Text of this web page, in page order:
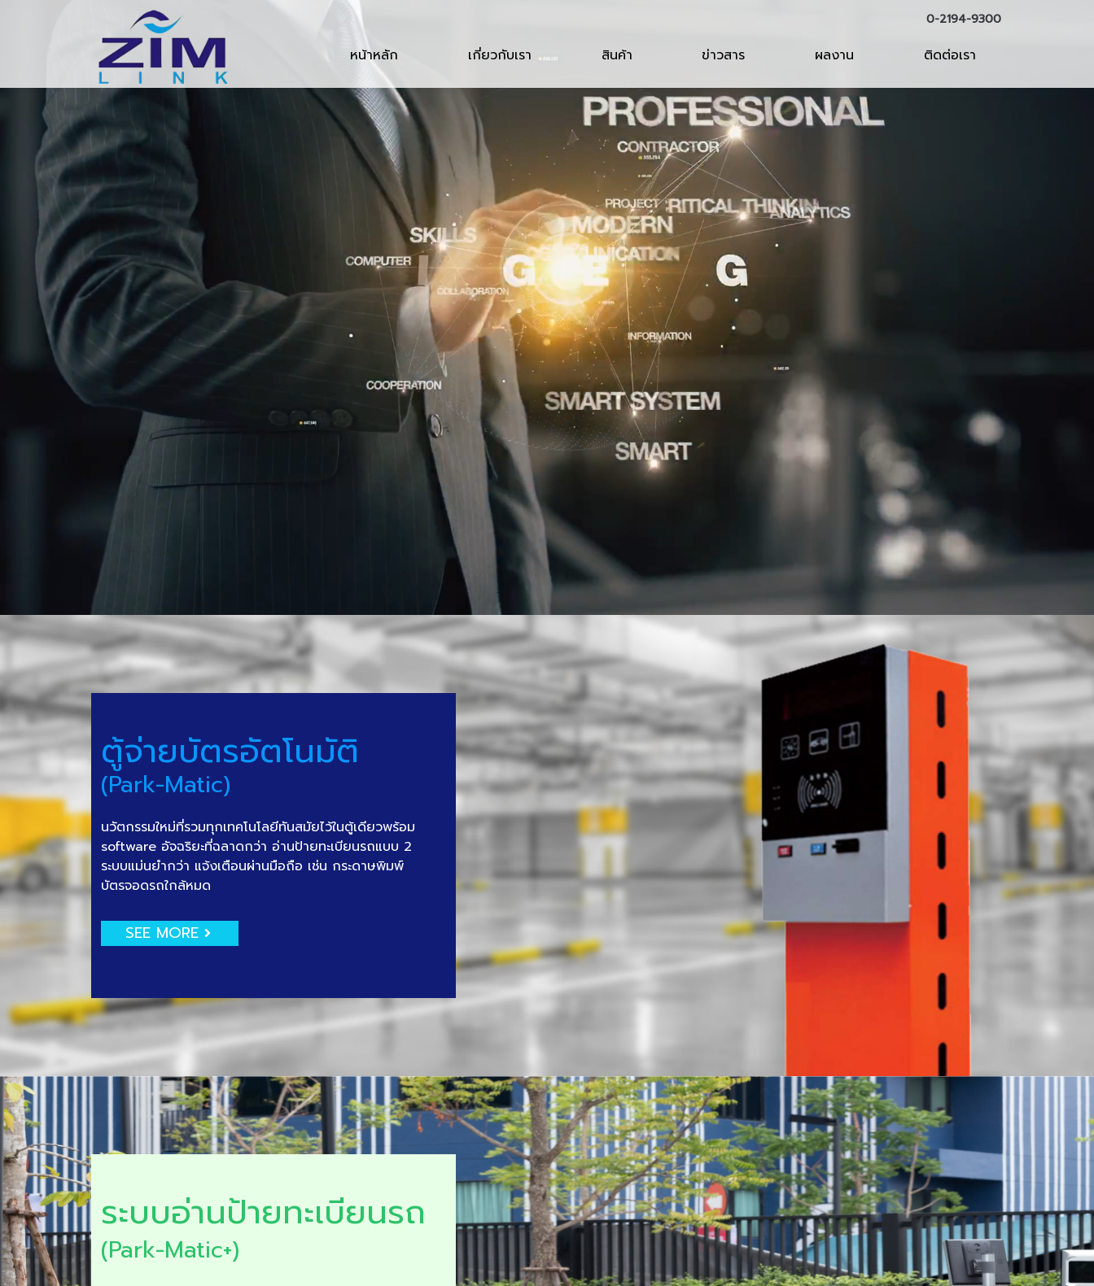
0-2194-9300
หน้าหลัก เกี่ยวกับเรา สินค้า ข่าวสาร ผลงาน ติดต่อเรา
ตู้จ่ายบัตรอัตโนมัติ
(Park-Matic)
นวัตกรรมใหม่ที่รวมทุกเทคโนโลยีทันสมัยไว้ในตู้เดียวพร้อม
software อัจฉริยะที่ฉลาดกว่า อ่านป้ายทะเบียนรถแบบ 2
ระบบแม่นยำกว่า แจ้งเตือนผ่านมือถือ เช่น กระดาษพิมพ์
บัตรจอดรถใกล้หมด
SEE MORE
ระบบอ่านป้ายทะเบียนรถ
(Park-Matic+)